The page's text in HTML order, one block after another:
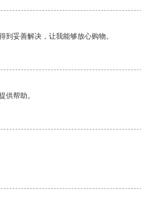
妥善解决，让我能够放心购物。
供帮助。